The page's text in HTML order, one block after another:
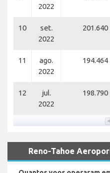
2022
10
set.
2022
201.640
11
ago.
2022
194.464
12
jul.
2022
198.790
Reno-Tahoe